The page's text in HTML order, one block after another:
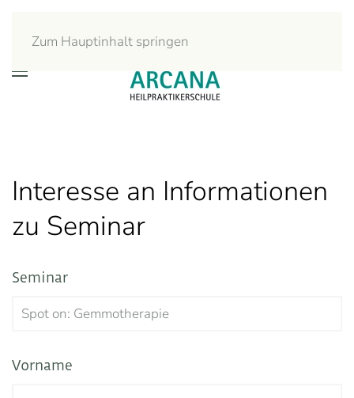
Zum Hauptinhalt springen
Interesse an Informationen
zu Seminar
Seminar
Vorname